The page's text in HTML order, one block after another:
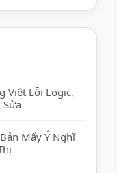
Việt Lỗi Logic,
Sửa
Mấy Ý Nghĩ